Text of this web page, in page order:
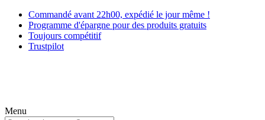
Commandé avant 22h00, expédié le jour même !
Programme d'épargne pour des produits gratuits
Toujours compétitif
Trustpilot
Menu